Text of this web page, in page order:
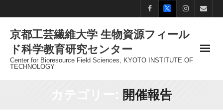
to
content
京都工芸繊維大学 生物資源フィール
ド科学教育研究センター
Center for Bioresource Field Sciences, KYOTO INSTITUTE OF
TECHNOLOGY
カテゴリー: 開催報告